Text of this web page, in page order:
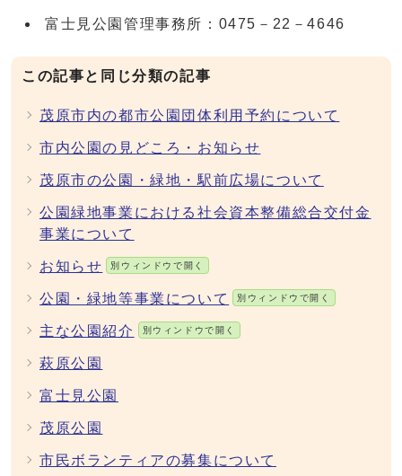
富士見公園管理事務所：0475－22－4646
この記事と同じ分類の記事
茂原市内の都市公園団体利用予約について
市内公園の見どころ・お知らせ
茂原市の公園・緑地・駅前広場について
公園緑地事業における社会資本整備総合交付金
事業について
お知らせ 別ウィンドウで開く
公園・緑地等事業について 別ウィンドウで開く
主な公園紹介 別ウィンドウで開く
萩原公園
富士見公園
茂原公園
市民ボランティアの募集について